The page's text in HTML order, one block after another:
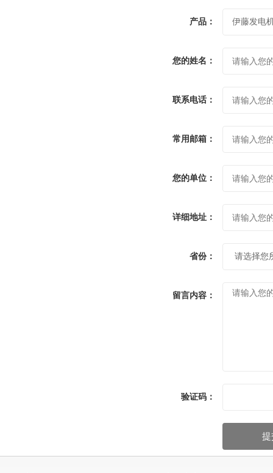
产品：
您的姓名：
联系电话：
常用邮箱：
您的单位：
详细地址：
省份：
留言内容：
验证码：